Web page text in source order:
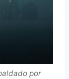
por